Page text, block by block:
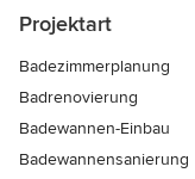
Projektart
Badezimmerplanung
Badrenovierung
Badewannen-Einbau
Badewannensanierung